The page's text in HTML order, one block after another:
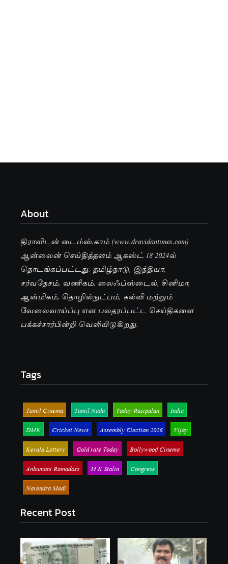
About
திராவிடன் டைம்ஸ்.காம் (www.dravidantimes.com)
ஆன்லைன் செய்தித்தளம் ஆகஸ்ட் 18 2024ல்
தொடங்கப்பட்டது. தமிழ்நாடு, இந்தியா,
சர்வதேசம், வணிகம், லைஃப்ஸ்டைல், சினிமா,
ஆன்மிகம், தொழில்நுட்பம், கல்வி மற்றும்
வேலைவாய்ப்பு என பலதரப்பட்ட செய்திகளை
பக்கச்சார்பின்றி வெளியிடுகிறது.
Tags
Tamil Cinema Tamil Nadu Today Rasipalan
India
DMK
Cricket News Assembly Election 2026
Vijay
Kerala Lottery
Gold rate Today
Bollywood Cinema
Anbumani Ramadoss
M K Stalin
Congress
Narendra Modi
Recent Post